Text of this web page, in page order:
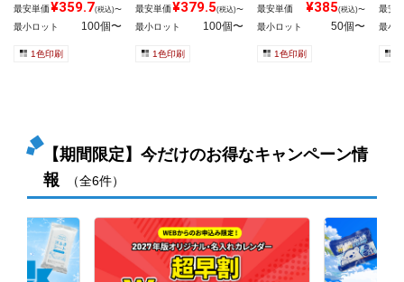
最安単価¥359.7(税込)〜
最小ロット 100個〜
1色印刷
最安単価¥379.5(税込)〜
最小ロット 100個〜
1色印刷
最安単価 ¥385(税込)〜
最小ロット 50個〜
1色印刷
最安
最小
【期間限定】今だけのお得なキャンペーン情
報
（全6件）